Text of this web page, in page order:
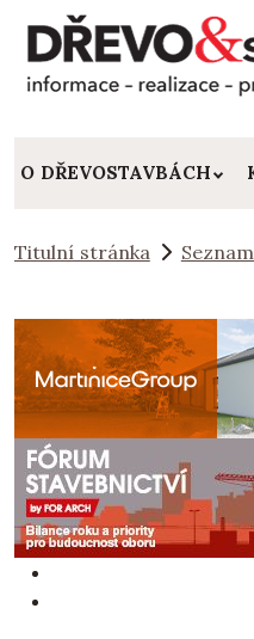
O DŘEVOSTAVBÁCH
Titulní stránka